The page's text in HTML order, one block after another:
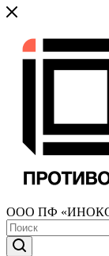
ООО ПФ